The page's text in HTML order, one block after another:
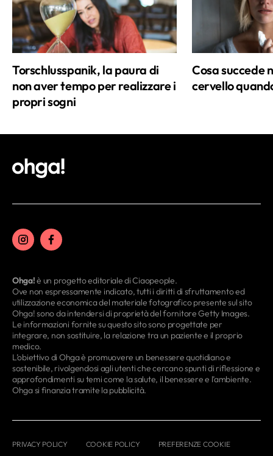
un pollice verde in erba). Giornalista e
mamma di due adorabili pesti, quando
non lavoro o quando il piccolo di casa fa
il suo sonnellino pomeridiano, cerco di
ritagliarmi del tempo libero scegliendo
tra le seguenti opzioni: un'ora sul campo
da tennis, una camminata nel verde,
Torschlusspanik, la paura di
non aver tempo per realizzare i
propri sogni
Cosa succede
cervello
Ohga!è un progetto editoriale di Ciaopeople.
Ove non espressamente indicato, tutti i diritti di sfruttamento ed
utilizzazione economica del materiale fotografico presente sul sito
Ohga! sono da intendersi di proprietà del fornitore Getty Images.
Le informazioni fornite su questo sito sono progettate per
integrare, non sostituire, la relazione tra un paziente e il proprio
medico.
L’obiettivo di Ohga è promuovere un benessere quotidiano e
sostenibile, rivolgendosi agli utenti che cercano spunti di riflessione e
approfondimenti su temi come la salute, il benessere e l’ambiente.
Ohga si finanzia tramite la pubblicità.
PRIVACY POLICY COOKIE POLICY PREFERENZE COOKIE